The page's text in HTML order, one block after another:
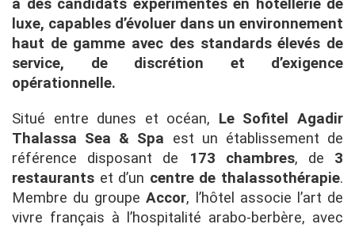
à des candidats expérimentés en hôtellerie de
luxe, capables d’évoluer dans un environnement
haut de gamme avec des standards élevés de
service, de discrétion et d’exigence
opérationnelle.
Situé entre dunes et océan, Le Sofitel Agadir
Thalassa Sea & Spa est un établissement de
référence disposant de
173 chambres, de 3
restaurants et d’un centre de thalassothérapie.
Membre du groupeAccor, l’hôtel associe l’art de
vivre français à l’hospitalité arabo-berbère, avec